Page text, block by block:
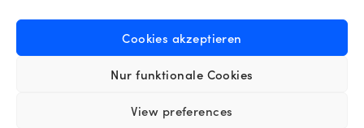
Cookies akzeptieren
Nur funktionale Cookies
View preferences
Made in London bySeb Azzo